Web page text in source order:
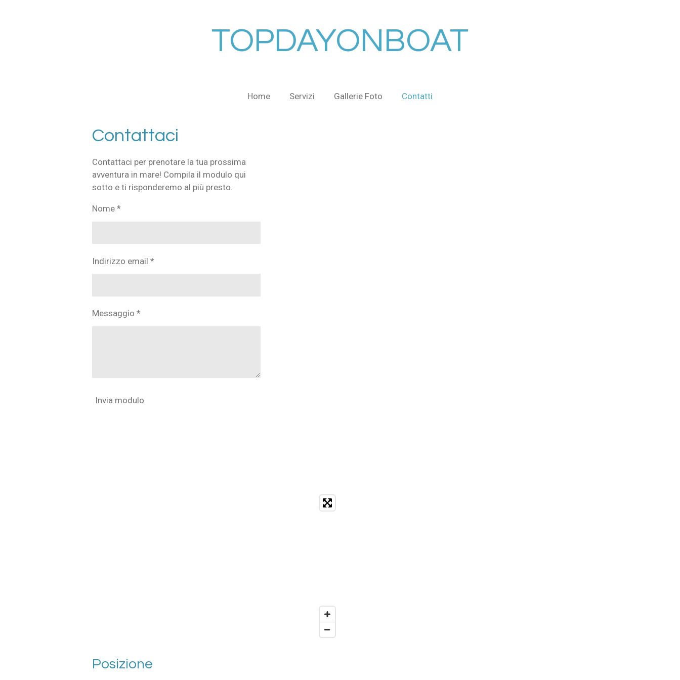
TOPDAYONBOAT
Home Servizi Gallerie Foto Contatti
Contattaci
Contattaci per prenotare la tua prossima
avventura in mare! Compila il modulo qui
sotto e ti risponderemo al più presto.
Nome *
Indirizzo email *
Messaggio *
Invia modulo
Posizione